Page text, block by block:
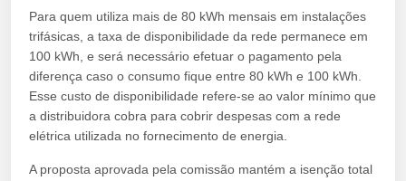
Para quem utiliza mais de 80 kWh mensais em instalações
trifásicas, a taxa de disponibilidade da rede permanece em
100 kWh, e será necessário efetuar o pagamento pela
diferença caso o consumo fique entre 80 kWh e 100 kWh.
Esse custo de disponibilidade refere-se ao valor mínimo que
a distribuidora cobra para cobrir despesas com a rede
elétrica utilizada no fornecimento de energia.
A proposta aprovada pela comissão mantém a isenção total